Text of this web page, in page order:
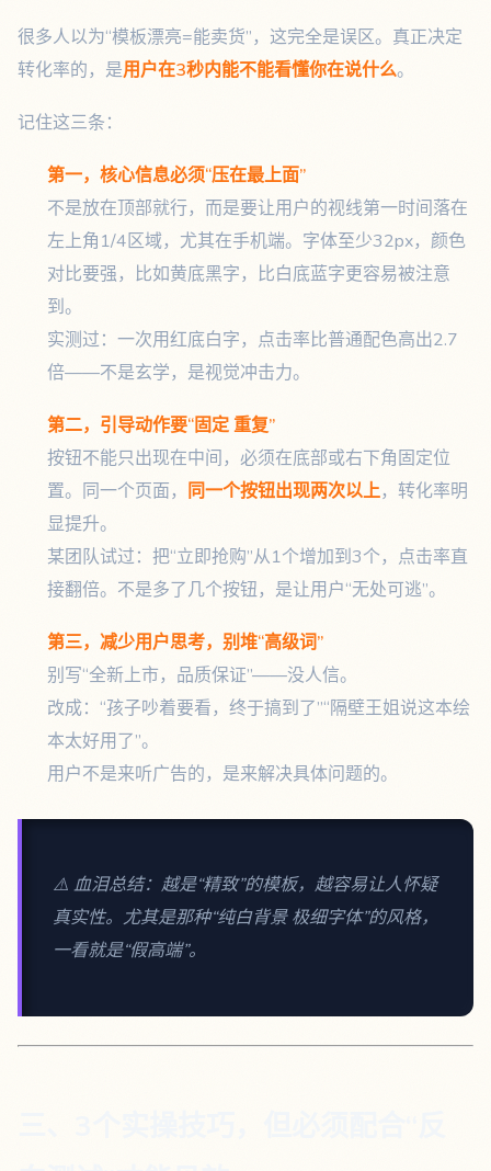
很多人以为“模板漂亮=能卖货”，这完全是误区。真正决定
转化率的，是用户在3秒内能不能看懂你在说什么。
记住这三条：
第一，核心信息必须“压在最上面”
不是放在顶部就行，而是要让用户的视线第一时间落在
左上角1/4区域，尤其在手机端。字体至少32px，颜色
对比要强，比如黄底黑字，比白底蓝字更容易被注意
到。
实测过：一次用红底白字，点击率比普通配色高出2.7
倍——不是玄学，是视觉冲击力。
第二，引导动作要“固定 重复”
按钮不能只出现在中间，必须在底部或右下角固定位
置。同一个页面， 同一个按钮出现两次以上，转化率明
显提升。
某团队试过：把“立即抢购”从1个增加到3个，点击率直
接翻倍。不是多了几个按钮，是让用户“无处可逃”。
第三，减少用户思考，别堆“高级词”
别写“全新上市，品质保证”——没人信。
改成：“孩子吵着要看，终于搞到了”“隔壁王姐说这本绘
本太好用了”。
用户不是来听广告的，是来解决具体问题的。
⚠️ 血泪总结：越是“精致”的模板，越容易让人怀疑
真实性。尤其是那种“纯白背景 极细字体”的风格，
一看就是“假高端”。